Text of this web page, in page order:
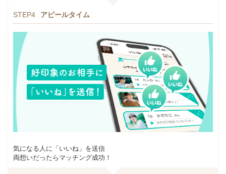
STEP4 アピールタイム
気になる人に「いいね」を送信
両想いだったらマッチング成功！